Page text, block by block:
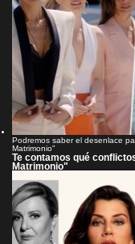
Podremos saber el desenlace
Matrimonio"
Te contamos qué
Matrimonio"